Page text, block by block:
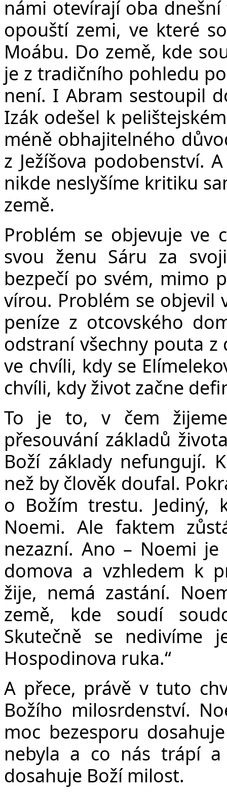
námi otevírají oba
opouští zemi, ve které
Moábu. Do země, kde
je z tradičního pohledu
není. I Abram sestoupil
Izák odešel k
méně obhajitelného
z Ježíšova podobenství.
nikde neslyšíme kritiku
země.
Problém se objevuje ve
svou ženu Sáru za
bezpečí po svém, mimo
vírou. Problém se objevil
peníze z otcovského
odstraní všechny pouta
ve chvíli, kdy se
chvíli, kdy život začne
To je to, v čem
přesouvání základů
Boží základy nefungují.
než by člověk doufal.
o Božím trestu.
Noemi. Ale faktem
nezazní. Ano – Noemi
domova a vzhledem k
žije, nemá zastání.
země, kde soudí
Skutečně se nedivíme
Hospodinova ruka.“
A přece, právě v tuto
Božího milosrdenství.
moc bezesporu
nebyla a co nás trápí
dosahuje Boží milost.